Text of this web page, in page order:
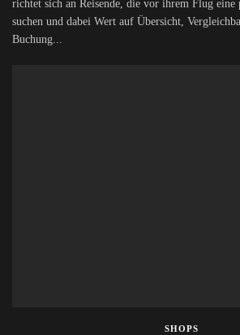
richtet sich an Reisende, die vor ihrem Flug eine
suchen und dabei Wert auf Übersicht,
Buchung...
SHOPS